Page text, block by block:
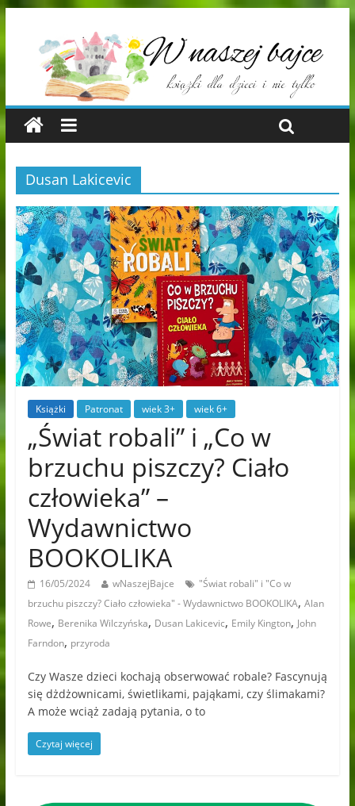
Dusan Lakicevic
Książki Patronat wiek 3+ wiek 6+
„Świat robali” i „Co w
brzuchu piszczy? Ciało
człowieka” –
Wydawnictwo
BOOKOLIKA
16/05/2024 wNaszejBajce
"Świat robali" i "Co w
brzuchu piszczy? Ciało człowieka" - Wydawnictwo BOOKOLIKA, Alan
Rowe, Berenika Wilczyńska, Dusan Lakicevic, Emily Kington, John
Farndon, przyroda
Czy Wasze dzieci kochają obserwować robale? Fascynują
się dżdżownicami, świetlikami, pająkami, czy ślimakami?
A może wciąż zadają pytania, o to
Czytaj więcej